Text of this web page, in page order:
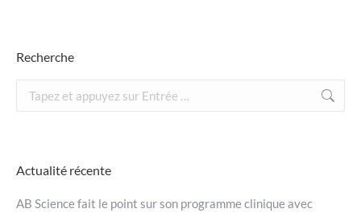
Recherche
Recherche
:
Actualité récente
AB Science fait le point sur son programme clinique avec